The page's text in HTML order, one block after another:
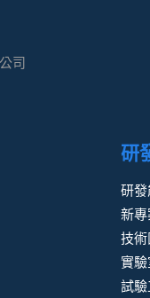
研
研
新專
技
實
試